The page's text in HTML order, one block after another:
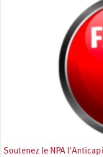
Soutenez le NPA